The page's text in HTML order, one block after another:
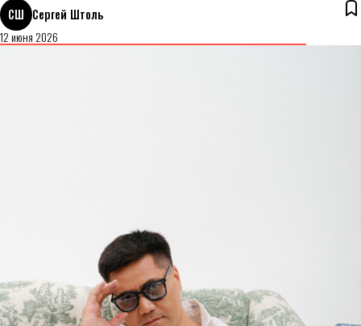
СШ Сергей Штоль
12 июня 2026